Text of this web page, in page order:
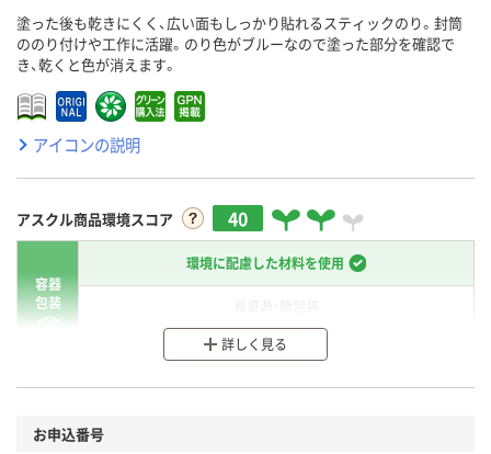
塗った後も乾きにくく、広い面もしっかり貼れるスティックのり。封筒
ののり付けや工作に活躍。のり色がブルーなので塗った部分を確認で
き、乾くと色が消えます。
アイコンの説明
アスクル商品環境スコア 40
容器
包装
環境に配慮した材料を使用
分別・リサイクルしやすい設計
商品
本体
詳しく見る
お申込番号